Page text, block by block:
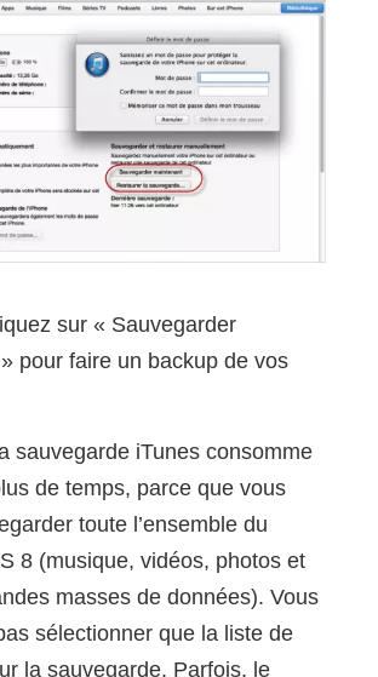
sur « Sauvegarder
pour faire un backup de vos
sauvegarde iTunes consomme
de temps, parce que vous
toute l’ensemble du
8 (musique, vidéos, photos et
masses de données). Vous
sélectionner que la liste de
la sauvegarde. Parfois, le